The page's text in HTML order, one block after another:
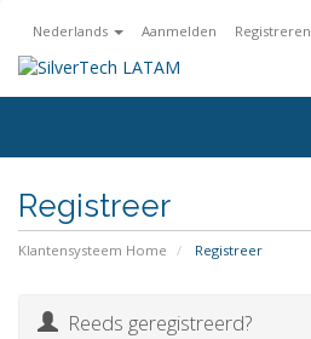
Nederlands Aanmelden Registreren
Registreer
Klantensysteem Home Registreer
Reeds geregistreerd?